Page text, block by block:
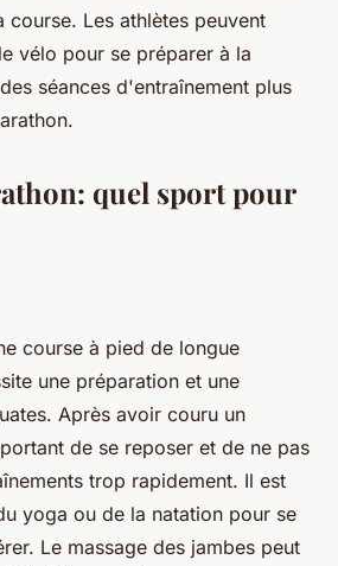
course. Les athlètes peuvent
vélo pour se préparer à la
séances d'entraînement plus
quel sport pour
course à pied de longue
une préparation et une
Après avoir couru un
de se reposer et de ne pas
trop rapidement. Il est
yoga ou de la natation pour se
Le massage des jambes peut